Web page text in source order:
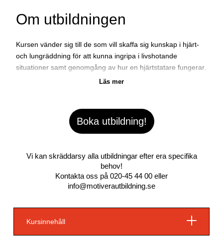
Om utbildningen
Kursen vänder sig till de som vill skaffa sig kunskap i hjärt-
och lungräddning för att kunna ingripa i livshotande
situationer samt genomgång av hur en hjärtstatare fungerar.
Tidig start av HLR vid professionell hjälp tar vid, kan rädda
Boka utbildning!
Vi kan skräddarsy alla utbildningar efter era specifika
behov!
Kontakta oss på 020-45 44 00 eller
info@motiverautbildning.se
Kursinnehåll